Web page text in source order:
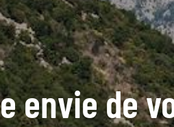
envie de